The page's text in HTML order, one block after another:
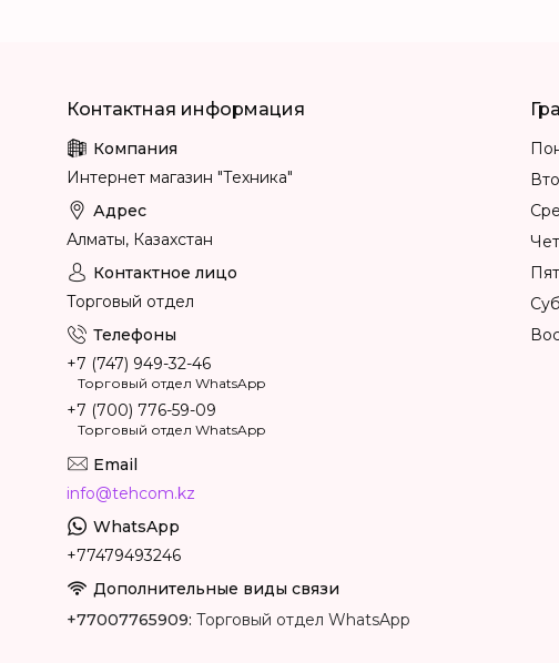
Интернет магазин "Техника"
Алматы, Казахстан
Торговый отдел
+7 (747) 949-32-46
Торговый отдел WhatsApp
+7 (700) 776-59-09
Торговый отдел WhatsApp
info@tehcom.kz
+77479493246
+77007765909 Торговый отдел WhatsApp